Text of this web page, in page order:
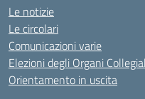
Le notizie
Le circolari
Comunicazioni varie
Elezioni degli Organi
Orientamento in uscita